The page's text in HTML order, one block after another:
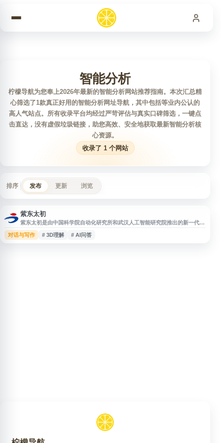
智能分析
柠檬导航为您奉上2026年最新的智能分析网站推荐指南。本次汇总精
心筛选了1款真正好用的智能分析网址导航，其中包括等业内公认的
高人气站点。所有收录平台均经过严苛评估与真实口碑筛选，一键点
击直达，没有虚假垃圾链接，助您高效、安全地获取最新智能分析核
心资源。
收录了 1 个网站
排序 发布 更新 浏览
紫东太初
紫东太初是由中国科学院自动化研究所和武汉人工智能研究院推出的新一代多
模态大模型平台，面向多轮问答、文本创作、图像生成、3D 理解、信号分析
等多类任务提供智能交互能力。平台融合语言、视觉、三维与信号等多模态理
对话与写作 # 3D理解 # AI问答